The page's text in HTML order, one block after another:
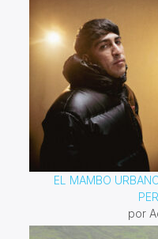
EL MAMBO
por